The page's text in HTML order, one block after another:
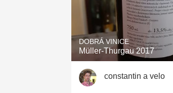
DOBRÁ VINICE
Müller-Thurgau 2017
constantin a velo